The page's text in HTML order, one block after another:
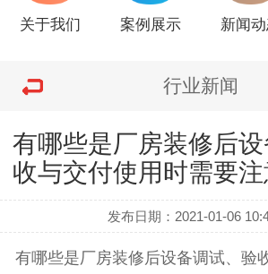
关于我们 案例展示 新闻
行业新闻
有哪些是厂房装修后
收与交付使用时需要注
发布日期：2021-01-06
有哪些是厂房装修后设备调试、验